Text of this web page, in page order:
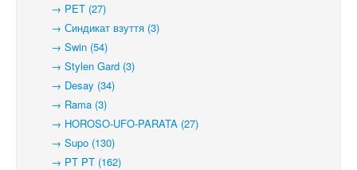
→ PET (27)
→ Синдикат взуття (3)
→ Swin (54)
→ Stylen Gard (3)
→ Desay (34)
→ Rama (3)
→ HOROSO-UFO-PARATA (27)
→ Supo (130)
→ PT PT (162)